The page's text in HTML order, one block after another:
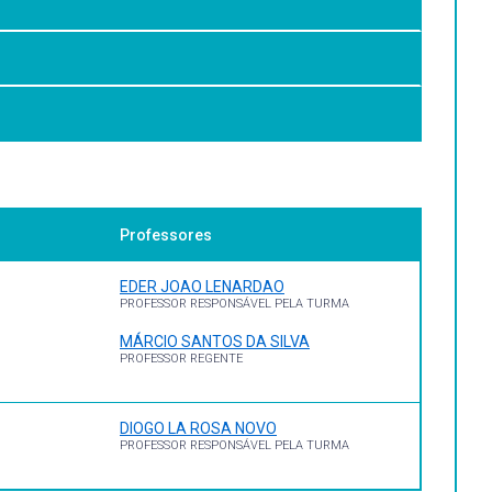
ciência, permitindo aprimorar conteúdos
9788565837316.
Professores
EDER JOAO LENARDAO
PROFESSOR RESPONSÁVEL PELA TURMA
MÁRCIO SANTOS DA SILVA
PROFESSOR REGENTE
DIOGO LA ROSA NOVO
PROFESSOR RESPONSÁVEL PELA TURMA